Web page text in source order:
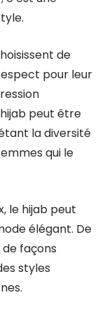
de
pour leur
peut être
la diversité
qui le
le hijab peut
élégant. De
de façons
styles